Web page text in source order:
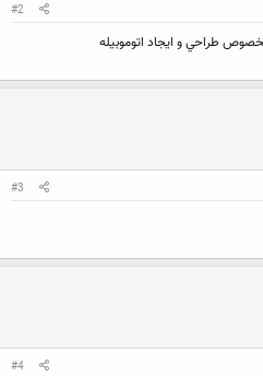
#2
طراحي و ايجاد اتوموبيله
#3
#4